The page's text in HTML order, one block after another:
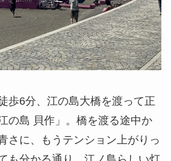
歩6分、江の島大橋を渡って正
の島 貝作」。橋を渡る途中か
さに、もうテンション上がりっ